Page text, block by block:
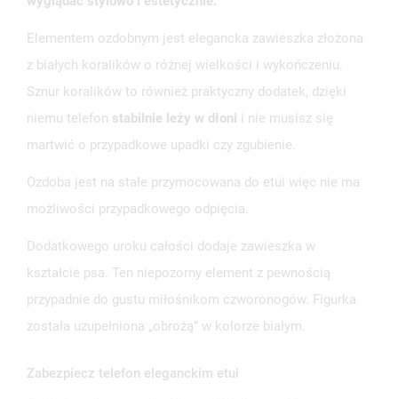
Elementem ozdobnym jest elegancka zawieszka złożona
z białych koralików o różnej wielkości i wykończeniu.
Sznur koralików to również praktyczny dodatek, dzięki
niemu telefon stabilnie leży w dłoni i nie musisz się
martwić o przypadkowe upadki czy zgubienie.
Ozdoba jest na stałe przymocowana do etui więc nie ma
możliwości przypadkowego odpięcia.
Dodatkowego uroku całości dodaje zawieszka w
kształcie psa. Ten niepozorny element z pewnością
przypadnie do gustu miłośnikom czworonogów. Figurka
została uzupełniona „obrożą” w kolorze białym.
Zabezpiecz telefon eleganckim etui
MOJE LISTY ŻYCZEŃ
add_circle_outline UTWÓRZ NOWĄ LISTĘ
ANULUJ UTWÓRZ LISTĘ ŻYCZEŃ
SWOJEJ LIŚCIE ŻYCZEŃ.
ANULUJ ZALOGUJ SIĘ